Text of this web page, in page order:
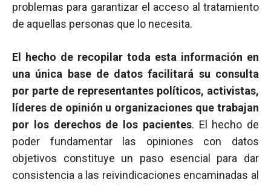
problemas para garantizar el acceso al tratamiento
de aquellas personas que lo necesita.
El hecho de recopilar toda esta información en
una única base de datos facilitará su consulta
por parte de representantes políticos, activistas,
líderes de opinión u organizaciones que trabajan
por los derechos de los pacientes. El hecho de
poder fundamentar las opiniones con datos
objetivos constituye un paso esencial para dar
consistencia a las reivindicaciones encaminadas al